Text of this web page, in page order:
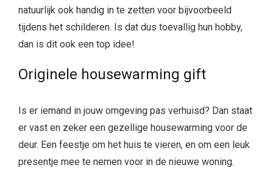
natuurlijk ook handig in te zetten voor bijvoorbeeld
tijdens het schilderen. Is dat dus toevallig hun hobby,
dan is dit ook een top idee!
Originele housewarming gift
Is er iemand in jouw omgeving pas verhuisd? Dan staat
er vast en zeker een gezellige housewarming voor de
deur. Een feestje om het huis te vieren, en om een leuk
presentje mee te nemen voor in de nieuwe woning.